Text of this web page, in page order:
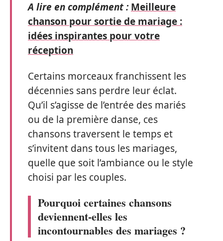
A lire en complément : Meilleure
chanson pour sortie de mariage :
idées inspirantes pour votre
réception
Certains morceaux franchissent les
décennies sans perdre leur éclat.
Qu’il s’agisse de l’entrée des mariés
ou de la première danse, ces
chansons traversent le temps et
s’invitent dans tous les mariages,
quelle que soit l’ambiance ou le style
choisi par les couples.
Pourquoi certaines chansons
deviennent-elles les
incontournables des mariages ?